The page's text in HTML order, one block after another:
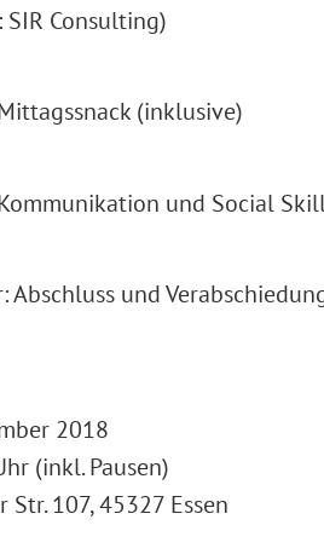
SIR Consulting)
(inklusive)
und Social
Abschluss und
2018
(inkl. Pausen)
Str. 107, 45327 Essen